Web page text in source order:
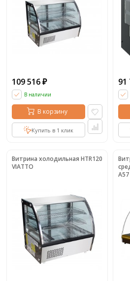
109 516 ₽
В наличии
В корзину
Купить в 1 клик
91
Витрина холодильная HTR120
VIATTO
А57